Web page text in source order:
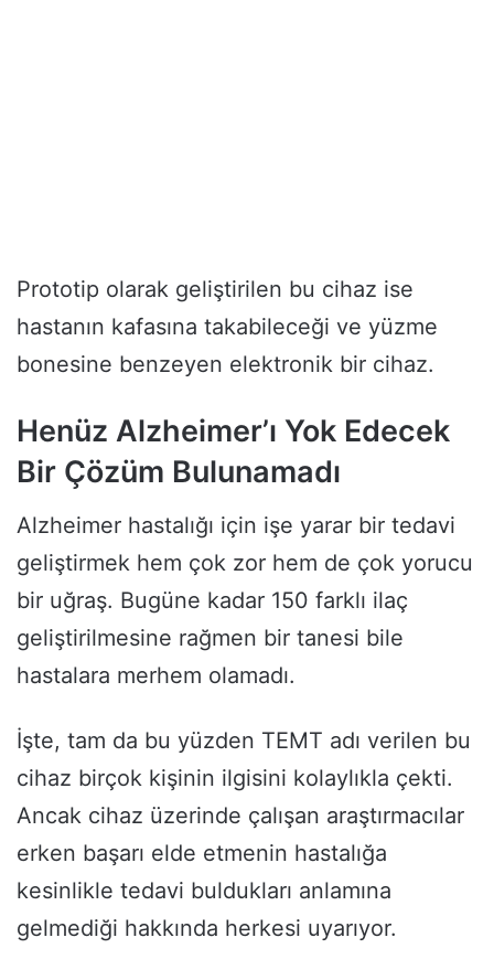
Prototip olarak geliştirilen bu cihaz ise
hastanın kafasına takabileceği ve yüzme
bonesine benzeyen elektronik bir cihaz.
Henüz Alzheimer’ı Yok Edecek
Bir Çözüm Bulunamadı
Alzheimer hastalığı için işe yarar bir tedavi
geliştirmek hem çok zor hem de çok yorucu
bir uğraş. Bugüne kadar 150 farklı ilaç
geliştirilmesine rağmen bir tanesi bile
hastalara merhem olamadı.
İşte, tam da bu yüzden TEMT adı verilen bu
cihaz birçok kişinin ilgisini kolaylıkla çekti.
Ancak cihaz üzerinde çalışan araştırmacılar
erken başarı elde etmenin hastalığa
kesinlikle tedavi buldukları anlamına
gelmediği hakkında herkesi uyarıyor.